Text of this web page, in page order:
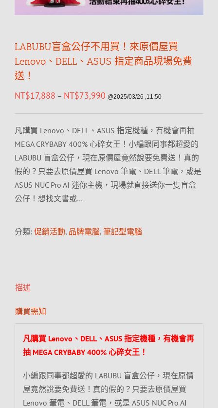
LABUBU盲盒公仔不用買！來原價屋買
Lenovo、DELL、ASUS 指定商品現場免費
送！
NT$17,888 – NT$73,990 @2025/03/26 ,11:50
凡購買 Lenovo、DELL、ASUS 指定機種，有機會再抽
MEGA CRYBABY 400% 心碎女王！小編跟同事都超愛的
LABUBU 盲盒公仔，現在原價屋竟然說要免費送！真的
假的？只要去原價屋買 Lenovo 筆電、DELL 筆電，或是
ASUS NUC Pro AI 迷你主機，現場就直接送你一隻盲盒
公仔！想找文書或…
分類: 促銷活動, 品牌電腦, 筆記型電腦
描述
購買需知
凡購買 Lenovo、DELL、ASUS 指定機種，有機會再
抽 MEGA CRYBABY 400% 心碎女王！
小編跟同事都超愛的 LABUBU 盲盒公仔，現在原價
屋竟然說要免費送！真的假的？只要去原價屋買
Lenovo 筆電、DELL 筆電，或是 ASUS NUC Pro AI